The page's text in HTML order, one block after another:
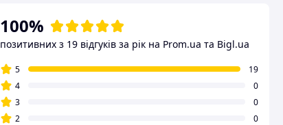
100%
позитивних з 19 відгуків за рік на Prom.ua та Bigl.ua
5
19
4
0
3
0
2
0